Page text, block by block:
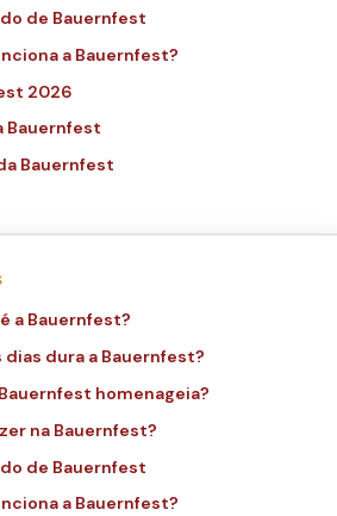
de Bauernfest
a Bauernfest?
2026
Bauernfest
Bauernfest
a Bauernfest?
dias dura a Bauernfest?
homenageia?
na Bauernfest?
de Bauernfest
a Bauernfest?